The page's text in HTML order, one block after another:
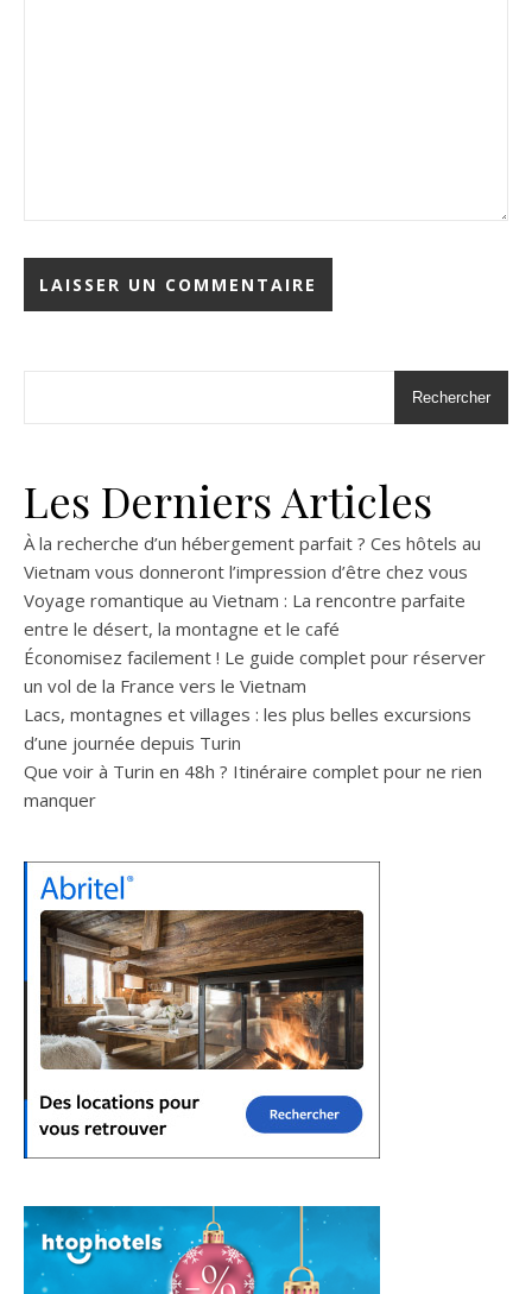
Rechercher
Les Derniers Articles
À la recherche d’un hébergement parfait ? Ces hôtels au
Vietnam vous donneront l’impression d’être chez vous
Voyage romantique au Vietnam : La rencontre parfaite
entre le désert, la montagne et le café
Économisez facilement ! Le guide complet pour réserver
un vol de la France vers le Vietnam
Lacs, montagnes et villages : les plus belles excursions
d’une journée depuis Turin
Que voir à Turin en 48h ? Itinéraire complet pour ne rien
manquer